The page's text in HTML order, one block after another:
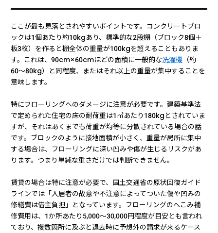
ここが最も見落とされやすいポイントです。コンクリートブロ
ックは1個あたり約10kgあり、標準的な2段棚（ブロック8個＋
板3枚）を作ると棚全体の重量が100kgを超えることもありま
す。これは、90cm×60cmほどの面積に一般的な洗濯機 （約
60〜80kg）と同程度、またはそれ以上の重量が集中することを
意味します。
特にフローリングへのダメージに注意が必要です。建築基準法
で定められた住宅の床の耐荷重は1㎡あたり180kgとされていま
すが、それはあくまでも荷重が均等に分散されている場合の話
です。ブロックのように接地面積が小さく、重量が局所に集中
する場合は、フローリングに深い凹みや傷が生じるリスクがあ
ります。つまり単純な重さだけでは判断できません。
賃貸の場合は特に注意が必要で、国土交通省の原状回復ガイド
ラインでは「入居者の故意や不注意によってついた傷や凹みの
修繕費は借主負担」となっています。フローリングのへこみ補
修費用は、1か所あたり5,000〜30,000円程度が目安とも言われ
ており、複数箇所に及ぶと退去時に予想外の請求が来るケース